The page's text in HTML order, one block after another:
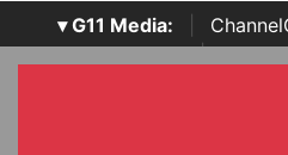
▾ G11 Media:
SecurityOpenLab | Italian